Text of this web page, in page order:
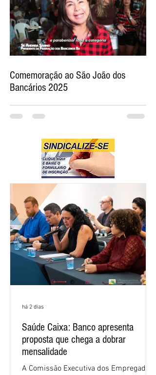
Comemoração ao São João dos
Bancários 2025
Saúde Caixa: Banco apresenta
proposta que chega a dobrar
mensalidade
A Comissão Executiva dos Empregados
há 2 dias